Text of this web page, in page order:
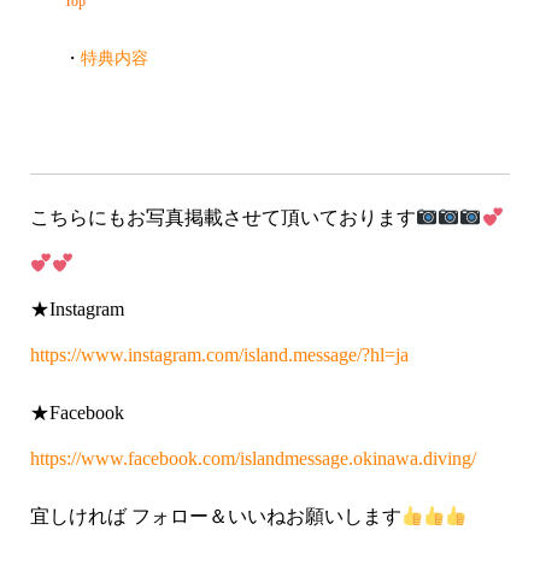
こちらにもお写真掲載させて頂いております
★Instagram
https://www.instagram.com/island.message/?hl=ja
★Facebook
https://www.facebook.com/islandmessage.okinawa.diving/
宜しければ フォロー＆いいねお願いします